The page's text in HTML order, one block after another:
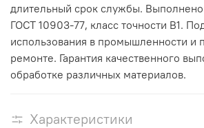
длительный срок службы. Выполнено
ГОСТ 10903-77, класс точности В1.
использования в промышленности и
ремонте. Гарантия качественного
обработке различных материалов.
Характеристики